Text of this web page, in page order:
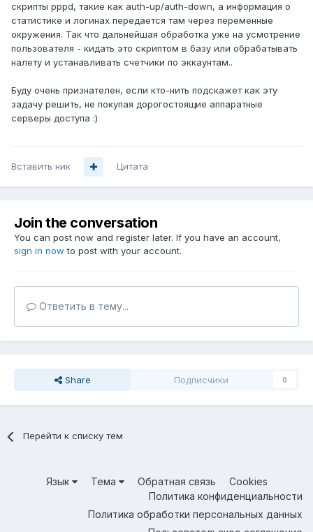
скрипты pppd, такие как auth-up/auth-down, а информация о
статистике и логинах передается там через переменные
окружения. Так что дальнейшая обработка уже на усмотрение
пользователя - кидать это скриптом в базу или обрабатывать
налету и устанавливать счетчики по эккаунтам..
Буду очень признателен, если кто-нить подскажет как эту
задачу решить, не покупая дорогостоящие аппаратные
серверы доступа :)
Вставить ник Цитата
Join the conversation
You can post now and register later. If you have an account,
sign in now to post with your account.
Ответить в тему...
Share Подписчики 0
Перейти к списку тем
Язык Тема Обратная связь
Cookies
Политика конфиденциальности
Политика обработки персональных данных